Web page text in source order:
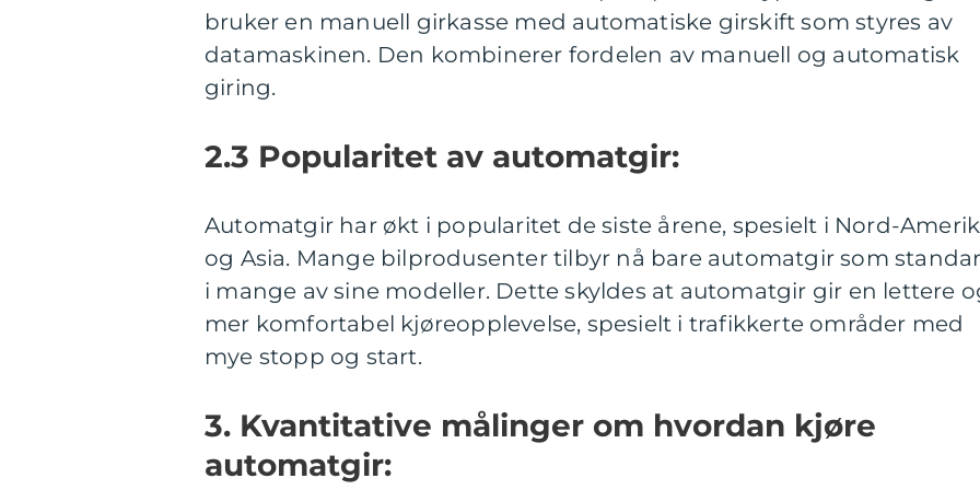
bruker en manuell girkasse med automatiske girskift som styres av
datamaskinen. Den kombinerer fordelen av manuell og automatisk
giring.
2.3 Popularitet av automatgir:
Automatgir har økt i popularitet de siste årene, spesielt i Nord-
og Asia. Mange bilprodusenter tilbyr nå bare automatgir som
i mange av sine modeller. Dette skyldes at automatgir gir en lettere
mer komfortabel kjøreopplevelse, spesielt i trafikkerte områder med
mye stopp og start.
3. Kvantitative målinger om hvordan kjøre
automatgir: